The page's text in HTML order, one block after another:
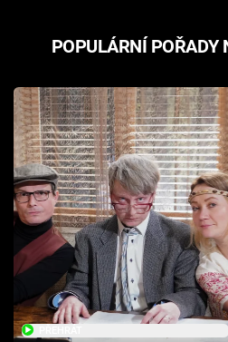
POPULÁRNÍ POŘADY